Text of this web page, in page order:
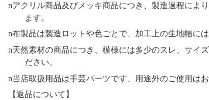
nアクリル商品及びメッキ商品につき、製造過程によ
ます。
n布製品は製造ロットや色ごとで、加工上の生地幅に
n天然素材の商品につき、模様には多少のスレ、サイ
ださい。
n当店取扱用品は⼿芸パーツです、⽤途外のご使⽤はお
【返品について】